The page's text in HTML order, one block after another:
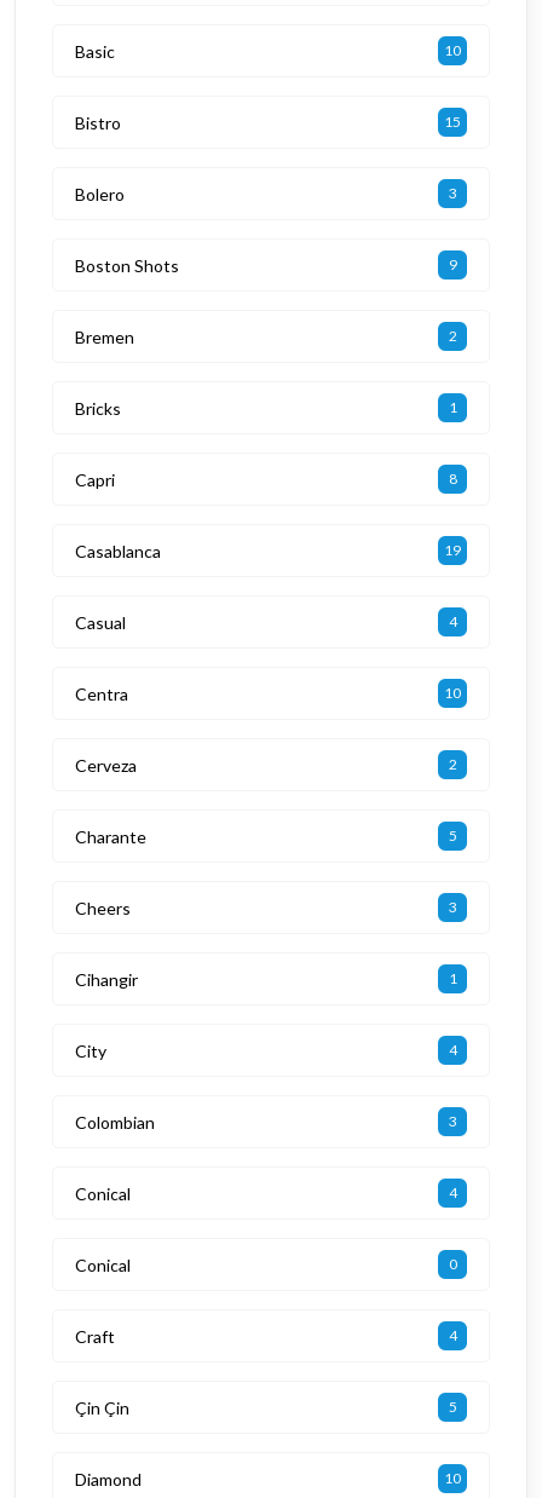
Basic 10
Bistro 15
Bolero 3
Boston Shots 9
Bremen 2
Bricks 1
Capri 8
Casablanca 19
Casual 4
Centra 10
Cerveza 2
Charante 5
Cheers 3
Cihangir 1
City 4
Colombian 3
Conical 4
Conical 0
Craft 4
Çin Çin 5
Diamond 10